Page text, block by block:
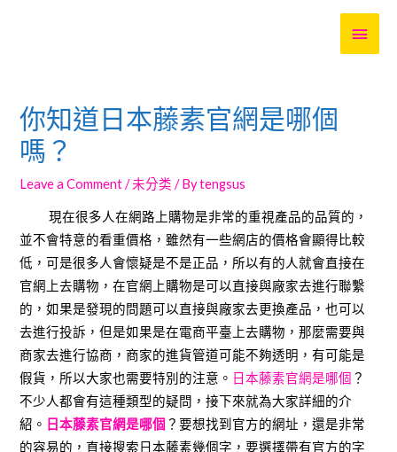
你知道日本藤素官網是哪個
嗎？
Leave a Comment /未分类 / Bytengsus
​ 現在很多人在網路上購物是非常的重視產品的品質的，
並不會特意的看重價格，雖然有一些網店的價格會顯得比較
低，可是很多人會懷疑是不是正品，所以有的人就會直接在
官網上去購物，在官網上購物是可以直接與廠家去進行聯繫
的，如果是發現的問題可以直接與廠家去更換產品，也可以
去進行投訴，但是如果是在電商平臺上去購物，那麼需要與
商家去進行協商，商家的進貨管道可能不夠透明，有可能是
假貨，所以大家也需要特別的注意。 日本藤素官網是哪個 ？
不少人都會有這種類型的疑問，接下來就為大家詳細的介
紹。 日本藤素官網是哪個 ？要想找到官方的網址，還是非常
的容易的，直接搜索日本藤素幾個字，要選擇帶有官方的字